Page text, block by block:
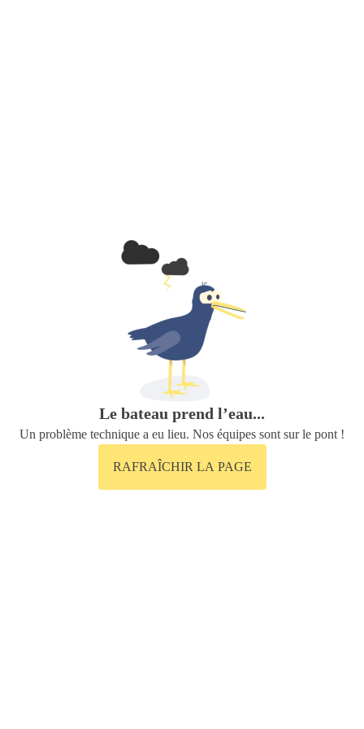
Le bateau prend l’eau...
Un problème technique a eu lieu. Nos équipes sont sur le pont !
RAFRAÎCHIR LA PAGE